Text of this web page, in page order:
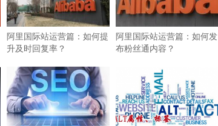
阿里国际站运营篇：如何提
升及时回复率？
阿里国际站运营篇：如何发
布粉丝通内容？